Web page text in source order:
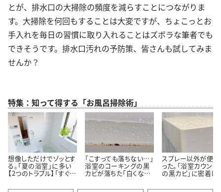
とが、排水口の大掃除の頻度を減らすことにつながりま
す。大掃除を何回もすることは大変ですが、ちょこっとお
手入れを毎日の習慣に取り入れることはズボラな筆者でも
できそうです。排水口汚れの予防策、皆さんも試してみま
せんか？
特集：知って得する「お風呂掃除術」
想像しただけでゾッとす
る。「夏の浴室」に多い
【2つのトラブル】「すぐ対
「こすっても落ちない…」
浴室のコーキングの黒
カビが落ちた「白くなっ
掃除術】
スプレー以外が便
った。「浴室カウンタ
の黒カビ」に密着し
掃除術】